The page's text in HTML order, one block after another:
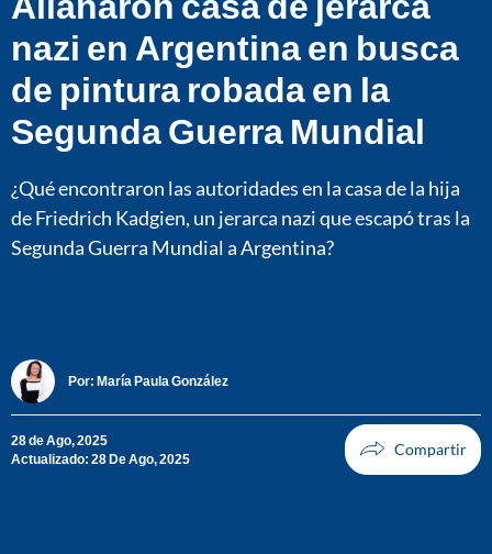
nazi en Argentina en busca
de pintura robada en la
Segunda Guerra Mundial
¿Qué encontraron las autoridades en la casa de la hija
de Friedrich Kadgien, un jerarca nazi que escapó tras la
Segunda Guerra Mundial a Argentina?
Por: María Paula González
28 de Ago, 2025
Actualizado: 28 De Ago, 2025